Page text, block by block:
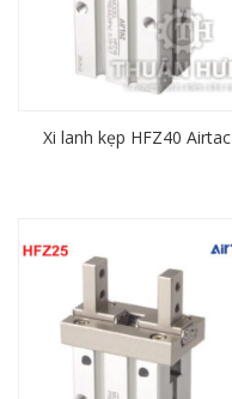
Xi lanh kẹp HFZ40 Airtac